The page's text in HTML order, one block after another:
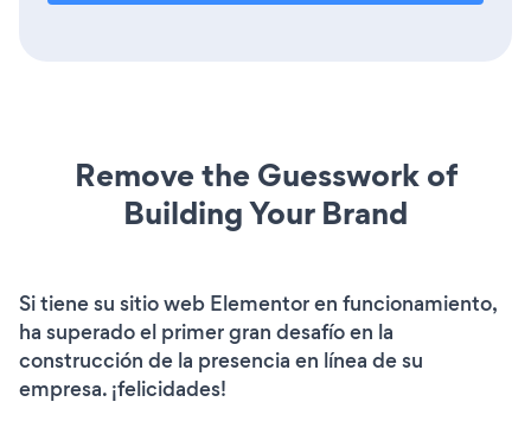
Remove the Guesswork of
Building Your Brand
Si tiene su sitio web Elementor en funcionamiento,
ha superado el primer gran desafío en la
construcción de la presencia en línea de su
empresa. ¡felicidades!